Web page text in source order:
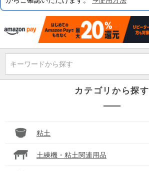
キーワードから探す
カテゴリから探す
粘土
土練機・粘土関連用品